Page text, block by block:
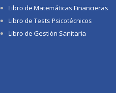
Libro de Matemáticas Financieras
Libro de Tests Psicotécnicos
Libro de Gestión Sanitaria